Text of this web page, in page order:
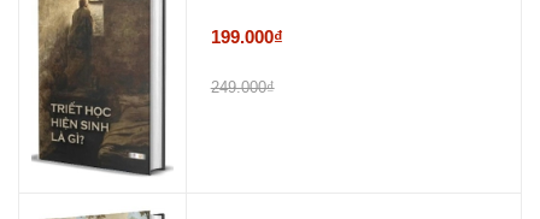
199.000₫
249.000₫